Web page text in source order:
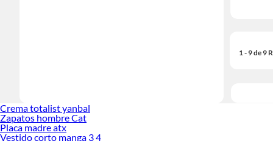
1 - 9 de 9
Crema totalist yanbal
Zapatos hombre Cat
Placa madre atx
Vestido corto manga 3 4